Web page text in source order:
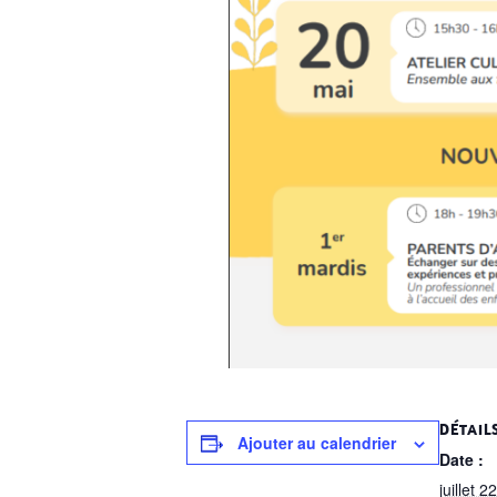
Ajouter au calendrier
Date :
juillet 22